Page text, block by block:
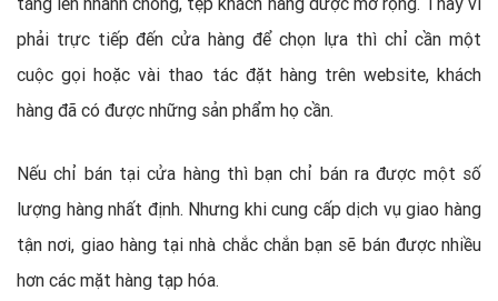
phải trực tiếp đến cửa hàng để chọn lựa thì chỉ cần một
cuộc gọi hoặc vài thao tác đặt hàng trên website, khách
hàng đã có được những sản phẩm họ cần.
Nếu chỉ bán tại cửa hàng thì bạn chỉ bán ra được một số
lượng hàng nhất định. Nhưng khi cung cấp dịch vụ giao hàng
tận nơi, giao hàng tại nhà chắc chắn bạn sẽ bán được nhiều
hơn các mặt hàng tạp hóa.